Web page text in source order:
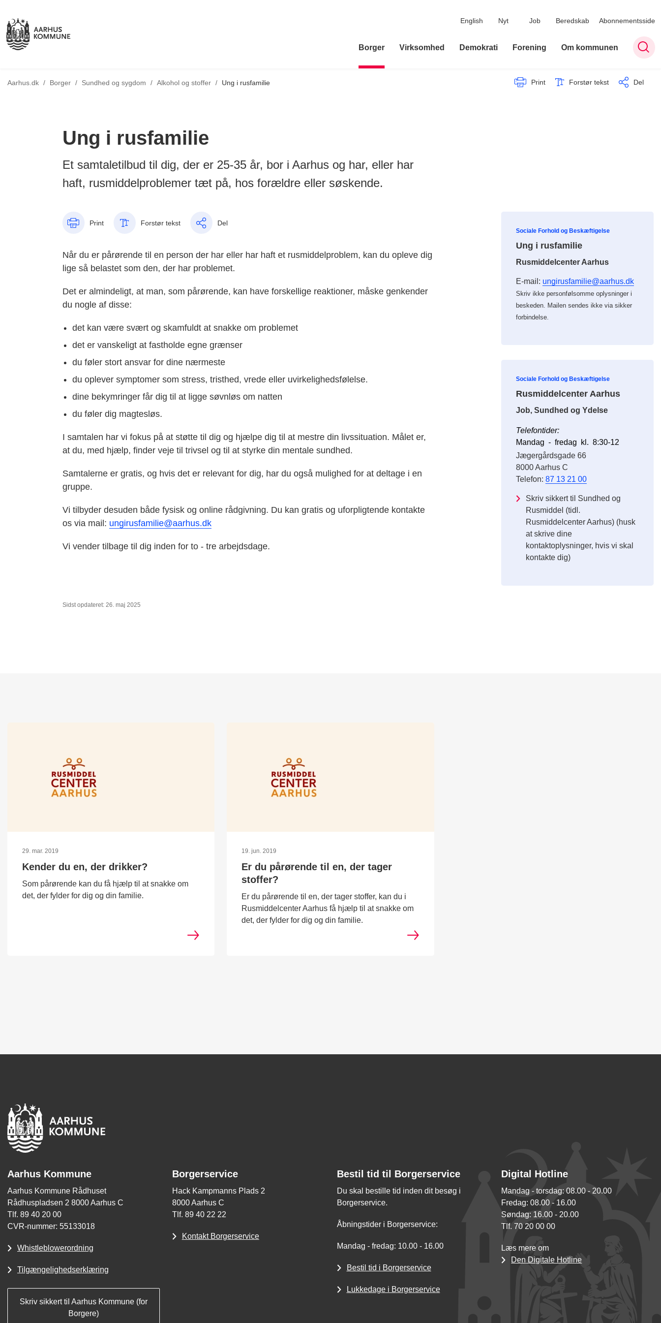
English Nyt Job Beredskab Abonnementsside
Borger Virksomhed Demokrati Forening Om kommunen
Aarhus.dk / Borger / Sundhed og sygdom / Tilbage til
Alkohol og stoffer / Ung i rusfamilie Print Forstør tekst Del
Ung i rusfamilie
Et samtaletilbud til dig, der er 25-35 år, bor i Aarhus og har, eller har
haft, rusmiddelproblemer tæt på, hos forældre eller søskende.
Print Forstør tekst Del
Når du er pårørende til en person der har eller har haft et rusmiddelproblem, kan du opleve dig
lige så belastet som den, der har problemet.
Det er almindeligt, at man, som pårørende, kan have forskellige reaktioner, måske genkender
du nogle af disse:
det kan være svært og skamfuldt at snakke om problemet
det er vanskeligt at fastholde egne grænser
du føler stort ansvar for dine nærmeste
du oplever symptomer som stress, tristhed, vrede eller uvirkelighedsfølelse.
dine bekymringer får dig til at ligge søvnløs om natten
du føler dig magtesløs.
I samtalen har vi fokus på at støtte til dig og hjælpe dig til at mestre din livssituation. Målet er,
at du, med hjælp, finder veje til trivsel og til at styrke din mentale sundhed.
Samtalerne er gratis, og hvis det er relevant for dig, har du også mulighed for at deltage i en
gruppe.
Vi tilbyder desuden både fysisk og online rådgivning. Du kan gratis og uforpligtende kontakte
os via mail: ungirusfamilie@aarhus.dk
Vi vender tilbage til dig inden for to - tre arbejdsdage.
Sociale Forhold og Beskæftigelse
Ung i rusfamilie
Rusmiddelcenter Aarhus
E-mail: ungirusfamilie@aarhus.dk
Skriv ikke personfølsomme oplysninger i
beskeden. Mailen sendes ikke via sikker
forbindelse.
Sociale Forhold og Beskæftigelse
Rusmiddelcenter Aarhus
Job, Sundhed og Ydelse
Telefontider:
Mandag - fredag kl. 8:30-12
Jægergårdsgade 66
8000 Aarhus C
Telefon:87 13 21 00
Skriv sikkert til Sundhed og
Rusmiddel (tidl.
Rusmiddelcenter Aarhus) (husk
at skrive dine
kontaktoplysninger, hvis vi skal
kontakte dig)
Sidst opdateret: 26. maj 2025
29. mar. 2019
Kender du en, der drikker?
Som pårørende kan du få hjælp til at snakke om
det, der fylder for dig og din familie.
19. jun. 2019
Er du pårørende til en, der tager
stoffer?
Er du pårørende til en, der tager stoffer, kan du i
Rusmiddelcenter Aarhus få hjælp til at snakke om
det, der fylder for dig og din familie.
Aarhus Kommune
Aarhus Kommune Rådhuset
Rådhuspladsen 2 8000 Aarhus C
Tlf. 89 40 20 00
CVR-nummer: 55133018
Whistleblowerordning
Tilgængelighedserklæring
Skriv sikkert til Aarhus Kommune (for
Borgere)
Borgerservice
Hack Kampmanns Plads 2
8000 Aarhus C
Tlf. 89 40 22 22
Kontakt Borgerservice
Bestil tid til Borgerservice
Du skal bestille tid inden dit besøg i
Borgerservice.
Åbningstider i Borgerservice:
Mandag - fredag: 10.00 - 16.00
Bestil tid i Borgerservice
Lukkedage i Borgerservice
Digital Hotline
Mandag - torsdag: 08.00 - 20.00
Fredag: 08.00 - 16.00
Søndag: 16.00 - 20.00
Tlf. 70 20 00 00
Læs mere om
Den Digitale Hotline